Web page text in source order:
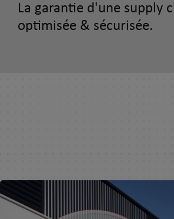
La garantie d'une supply
optimisée & sécurisée.